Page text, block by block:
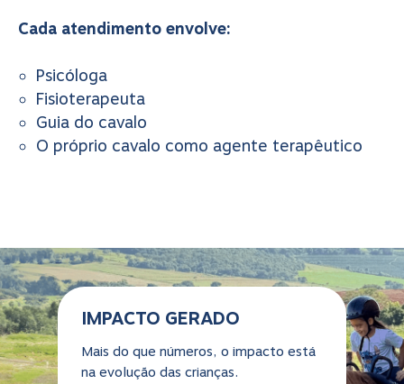
Cada atendimento envolve:
Psicóloga
Fisioterapeuta
Guia do cavalo
O próprio cavalo como agente terapêutico
Mais do que números, o impacto está
na evolução das crianças.
IMPACTO GERADO